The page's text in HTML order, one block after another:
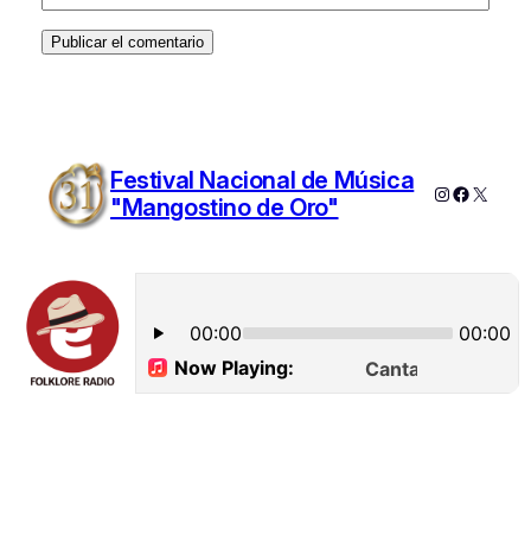
Festival Nacional de Música
"Mangostino de Oro"
Instagram
X